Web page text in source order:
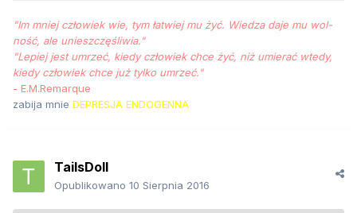
"Im mniej człowiek wie, tym łat­wiej mu żyć. Wie­dza da­je mu wol­
ność, ale unieszczęśliwia."
"Le­piej jest um­rzeć, kiedy człowiek chce żyć, niż umierać wte­dy,
kiedy człowiek chce już tyl­ko umrzeć."
- E.M.Remarque
zabija mnie DEPRESJA ENDOGENNA
TailsDoll
Opublikowano 10 Sierpnia 2016